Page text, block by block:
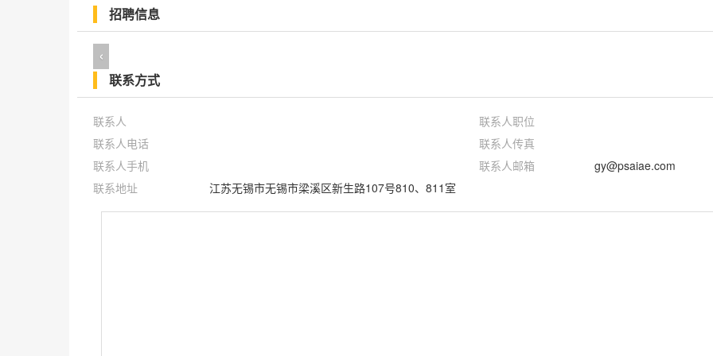
招聘信息
‹
联系方式
联系人
联系人职位
联系人电话
联系人传真
联系人手机
联系人邮箱
gy@psaiae.com
联系地址
江苏无锡市无锡市梁溪区新生路107号810、811室